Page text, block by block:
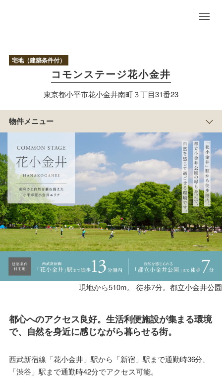
宅地（建築条件付）
コモンステージ花小金井
東京都小平市花小金井南町３丁目31番23
物件メニュー
TO
地
まち
アクセス/周辺
マップ
物
件
概
要
すまい
づくり
現地から510m。 徒歩7分。都立小金井公園
都心へのアクセス良好。生活利便施設が集まる環境
で、自然を身近に感じながら暮らせる街。
西武新宿線「花小金井」駅から「新宿」駅まで通勤時36分、
「渋谷」駅まで通勤時42分でアクセス可能。